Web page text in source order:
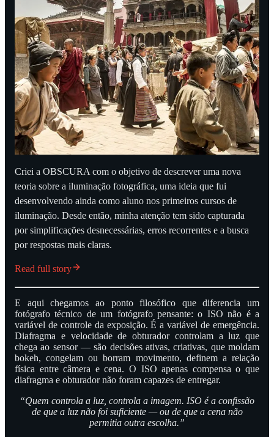
Criei a OBSCURA com o objetivo de descrever uma nova
teoria sobre a iluminação fotográfica, uma ideia que fui
desenvolvendo ainda como aluno nos primeiros cursos de
iluminação. Desde então, minha atenção tem sido capturada
por simplificações desnecessárias, erros recorrentes e a busca
por respostas mais claras.
Read full story
E aqui chegamos ao ponto filosófico que diferencia um
fotógrafo técnico de um fotógrafo pensante: o ISO não é a
variável de controle da exposição. É a variável de emergência.
Diafragma e velocidade de obturador controlam a luz que
chega ao sensor — são decisões ativas, criativas, que moldam
bokeh, congelam ou borram movimento, definem a relação
física entre câmera e cena. O ISO apenas compensa o que
diafragma e obturador não foram capazes de entregar.
“Quem controla a luz, controla a imagem. ISO é a confissão
de que a luz não foi suficiente — ou de que a cena não
permitia outra escolha.”